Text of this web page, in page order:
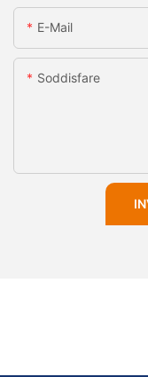
E-Mail
Soddisfare